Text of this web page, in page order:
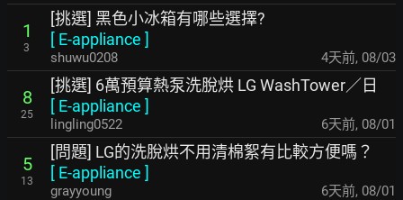
1
3
[挑選] 黑色小冰箱有哪些選擇?
[ E-appliance ]
shuwu0208 4天前, 08/03
8
25
[挑選] 6萬預算熱泵洗脫烘 LG WashTower／日
[ E-appliance ]
lingling0522 6天前, 08/01
5
13
[問題] LG的洗脫烘不用清棉絮有比較方便嗎？
[ E-appliance ]
grayyoung 6天前, 08/01